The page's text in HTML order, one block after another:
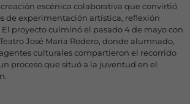
escénica colaborativa que convirtió
de experimentación artística, reflexión
proyecto culminó el pasado 4 de mayo con
José María Rodero, donde alumnado,
culturales compartieron el recorrido
proceso que situó a la juventud en el